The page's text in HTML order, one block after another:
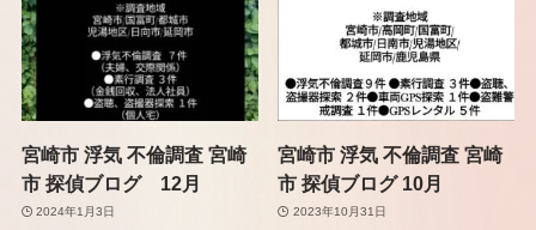
宮崎市 浮気 不倫調査 宮崎
市 探偵ブログ 12月
2024年1月3日
宮崎市 浮気 不倫調査 宮崎
市 探偵ブログ 10月
2023年10月31日